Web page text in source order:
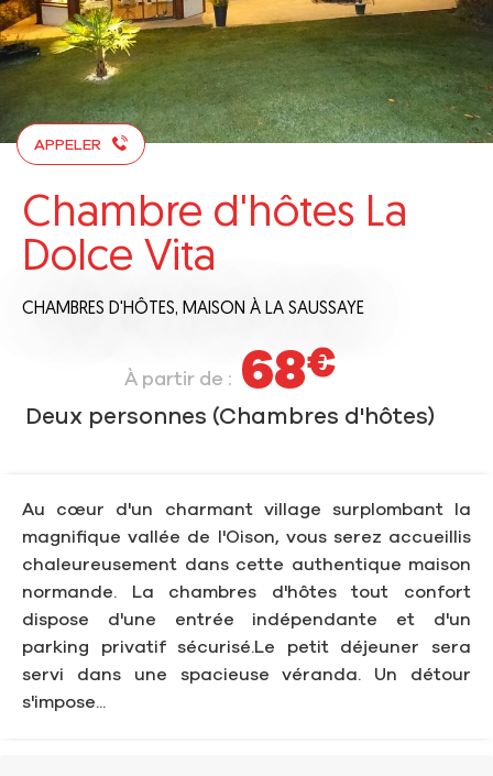
APPELER
Chambre d'hôtes La
Dolce Vita
CHAMBRES D'HÔTES, MAISON À LA SAUSSAYE
À partir de : 68€
Deux personnes (Chambres d'hôtes)
Au cœur d'un charmant village surplombant la
magnifique vallée de l'Oison, vous serez accueillis
chaleureusement dans cette authentique maison
normande. La chambres d'hôtes tout confort
dispose d'une entrée indépendante et d'un
parking privatif sécurisé.Le petit déjeuner sera
servi dans une spacieuse véranda. Un détour
s'impose...